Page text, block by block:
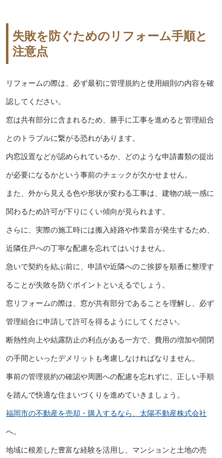
失敗を防ぐためのリフォーム手順と
注意点
リフォームの際は、必ず最初に管理規約と使用細則の内容を確
認してください。
窓は共有部分に含まれるため、勝手に工事を進めると管理組合
とのトラブルに繋がる恐れがあります。
内窓設置などが認められているか、どのような申請書類の提出
が必要になるかという事前のチェックが欠かせません。
また、外から見える色や形状が変わる工事は、建物の統一感に
関わるため許可が下りにくい傾向が見られます。
さらに、実際の施工時には搬入経路や作業音が発生するため、
近隣住戸への丁寧な配慮を忘れてはいけません。
急いで契約を結ぶ前に、申請や近隣へのご挨拶を順番に整理す
ることが失敗を防ぐポイントといえるでしょう。
窓リフォームの際は、窓が共有部分であることを理解し、必ず
管理組合に申請して許可を得るようにしてください。
断熱性向上や結露防止の利点がある一方で、費用の増加や開閉
の手間といったデメリットも考慮しなければなりません。
事前の管理規約の確認や周囲への配慮を忘れずに、正しい手順
を踏んで快適な住まいづくりを進めていきましょう。
福岡市の不動産を売却・購入するなら、太陽不動産株式会社
へ。
地域に根差した豊富な経験を活用し、マンションと土地の売